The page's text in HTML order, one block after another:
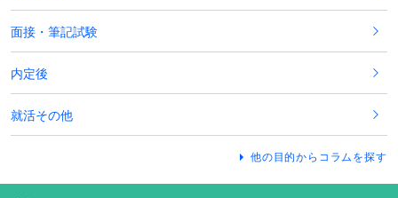
面接・筆記試験
内定後
就活その他
他の目的からコラムを探す